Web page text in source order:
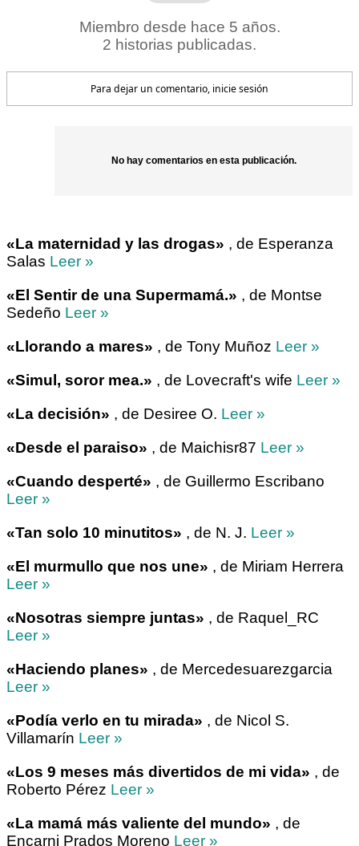
Miembro desde hace 5 años.
2 historias publicadas.
Para dejar un comentario, inicie sesión
No hay comentarios en esta publicación.
«La maternidad y las drogas» , de Esperanza
Salas Leer »
«El Sentir de una Supermamá.» , de Montse
Sedeño Leer »
«Llorando a mares» , de Tony Muñoz Leer »
«Simul, soror mea.» , de Lovecraft's wife Leer »
«La decisión» , de Desiree O. Leer »
«Desde el paraiso» , de Maichisr87 Leer »
«Cuando desperté» , de Guillermo Escribano
Leer »
«Tan solo 10 minutitos» , de N. J. Leer »
«El murmullo que nos une» , de Miriam Herrera
Leer »
«Nosotras siempre juntas» , de Raquel_RC
Leer »
«Haciendo planes» , de Mercedesuarezgarcia
Leer »
«Podía verlo en tu mirada» , de Nicol S.
Villamarín Leer »
«Los 9 meses más divertidos de mi vida» , de
Roberto Pérez Leer »
«La mamá más valiente del mundo» , de
Encarni Prados Moreno Leer »